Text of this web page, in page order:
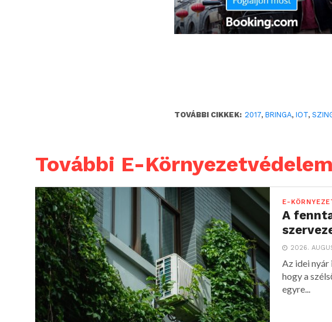
TOVÁBBI CIKKEK: 2017,BRINGA,IOT,
További E-Környezetvédelem
E-
A
2026.
Az idei
hogy a
egyre...